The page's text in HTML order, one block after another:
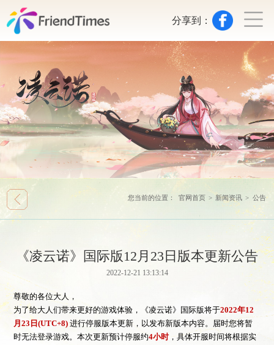
分享到：
您当前的位置： 官网首页 > 新闻资讯 > 公告
《凌云诺》国际版12月23日版本更新公告
2022-12-21 13:13:14
尊敬的各位大人，
为了给大人们带来更好的游戏体验，《凌云诺》国际版将于2022年12
月23日(UTC+8)进行停服版本更新，以发布新版本内容。届时您将暂
时无法登录游戏。本次更新预计停服约4小时，具体开服时间将根据实